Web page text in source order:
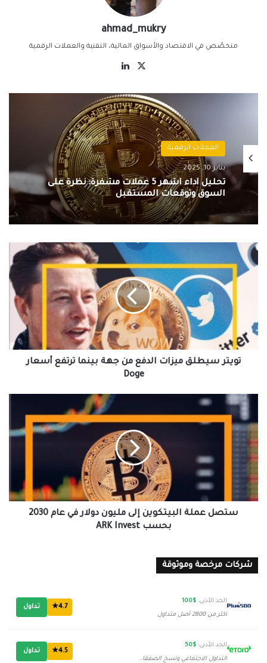
ahmad_mukry
متخصّص في الاقتصاد والأسواق المالية، التقنية والعملات الرقمية
‫X
العملات الرقمية
يناير 10, 2025
تحليل أداء أشهر 5 عملات مشفرة: نظرة على
السوق وتوقعات المستقبل
اسعار العملات الرقمية
يناير 9, 2025
سوق العملات الرقمية.. البيتكوين يفقد أكثر
تويتر
سيطلق
ميزات
بينما
ترتفع
أسعار
تويتر سيطلق ميزات الدفع من جهة بينما ترتفع أسعار
Doge
ستصل
البيتكوين
إلى
دولار
في
عام
2030
بحسب
ستصل عملة البيتكوين إلى مليون دولار في عام 2030
بحسب ARK Invest
شركات مرخصة وموثوقة
الحد الأدنى: $100
أكثر من 2800 أصل متداول
4.7★ تداول
الحد الأدنى: $50
التداول الاجتماعي ونسخ الصفقات
4.5★ تداول